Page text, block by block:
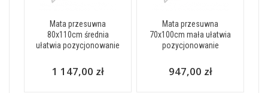
Mata przesuwna
80x110cm średnia
ułatwia pozycjonowanie
1 147,00 zł
Mata przesuwna
70x100cm mała ułatwia
pozycjonowanie
947,00 zł